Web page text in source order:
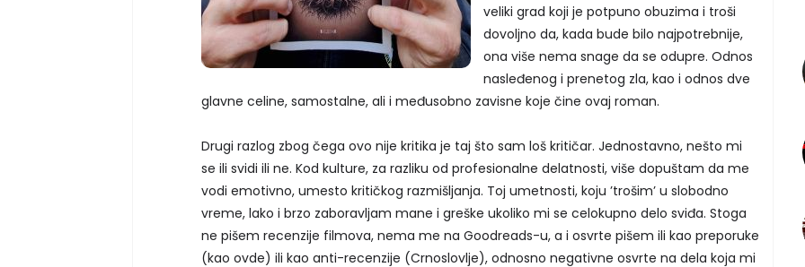
veliki grad koji je potpuno obuzima i troši
dovoljno da, kada bude bilo najpotrebnije,
ona više nema snage da se odupre. Odnos
nasleđenog i prenetog zla, kao i odnos dve
glavne celine, samostalne, ali i međusobno zavisne koje čine ovaj roman.
Drugi razlog zbog čega ovo nije kritika je taj što sam loš kritičar. Jednostavno, nešto mi
se ili svidi ili ne. Kod kulture, za razliku od profesionalne delatnosti, više dopuštam da me
vodi emotivno, umesto kritičkog razmišljanja. Toj umetnosti, koju ’trošim’ u slobodno
vreme, lako i brzo zaboravljam mane i greške ukoliko mi se celokupno delo sviđa. Stoga
ne pišem recenzije filmova, nema me na Goodreads-u, a i osvrte pišem ili kao preporuke
(kao ovde) ili kao anti-recenzije (Crnoslovlje), odnosno negativne osvrte na dela koja mi